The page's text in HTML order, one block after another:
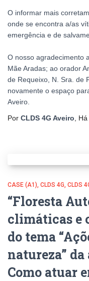
O informar mais
onde se encontra a/as
emergência e de
O nosso agradecimento
Mãe Aradas; ao orador
de Requeixo, N. Sra. de
novamente o espaço
Aveiro.
Por CLDS 4G Aveiro , Há
CASE (A1) CLDS 4G CLDS
“Floresta
climáticas e
do tema
natureza” da
Como atuar